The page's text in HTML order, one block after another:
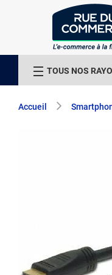
TOUS NOS
Accueil